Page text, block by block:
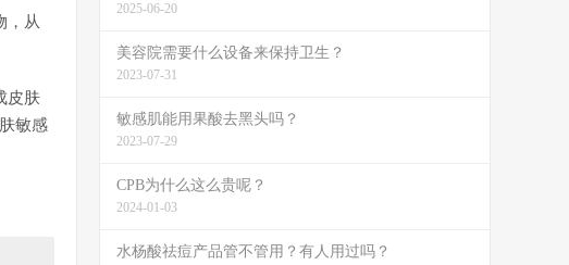
，从
皮肤
敏感
2025-06-20
美容院需要什么设备来保持卫生？
2023-07-31
敏感肌能用果酸去黑头吗？
2023-07-29
CPB为什么这么贵呢？
2024-01-03
水杨酸祛痘产品管不管用？有人用过吗？